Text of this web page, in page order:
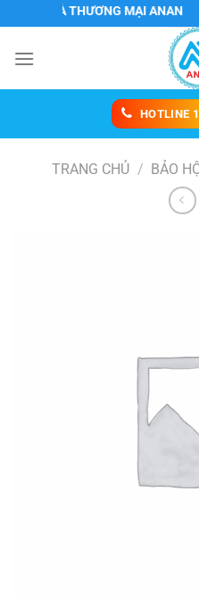
đến
nội
VÀ THƯƠNG MẠI ANAN
HOTLINE
TRANG CHỦ / BẢO